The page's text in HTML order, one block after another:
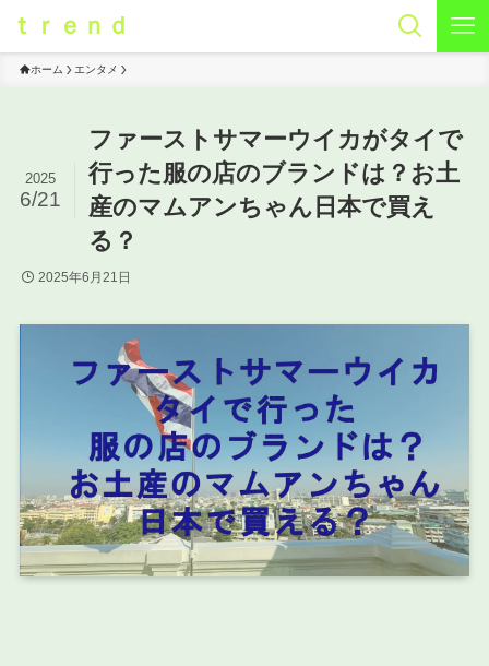
ｔｒｅｎｄ
ホーム エンタメ
ファーストサマーウイカがタイで
行った服の店のブランドは？お土
産のマムアンちゃん日本で買え
る？
2025
6/21
2025年6月21日